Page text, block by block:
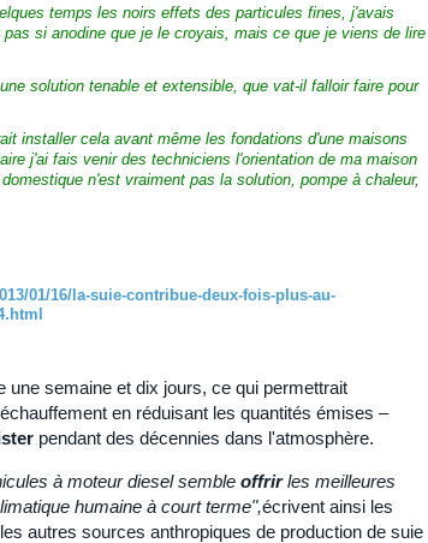
temps les noirs effets des particules fines, j'avais
si anodine que je le croyais, mais ce que je viens de lire
solution tenable et extensible, que vat-il falloir faire pour
installer cela avant même les fondations d'une maisons
j'ai fais venir des techniciens l'orientation de ma maison
n'est vraiment pas la solution, pompe à chaleur,
01/16/la-suie-contribue-deux-fois-plus-au-
une semaine et dix jours, ce qui permettrait
en réduisant les quantités émises –
pendant des décennies dans l'atmosphère.
à moteur diesel semble offrirles meilleures
humaine à court terme",écrivent ainsi les
autres sources anthropiques de production de suie